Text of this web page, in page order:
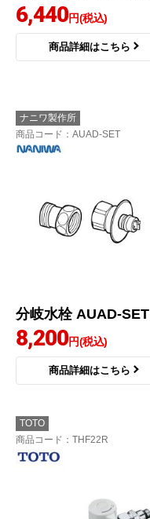
6,440円(税込)
商品詳細はこちら
ナニワ製作所
商品コード ：AUAD-SET
分岐水栓 AUAD-SET
8,200円(税込)
商品詳細はこちら
TOTO
商品コード ：THF22R